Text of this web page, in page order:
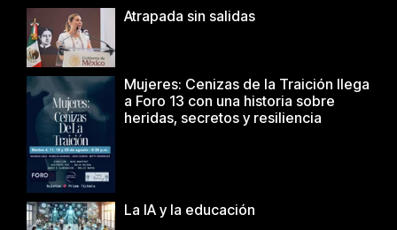
Atrapada sin salidas
Mujeres: Cenizas de la Traición llega
a Foro 13 con una historia sobre
heridas, secretos y resiliencia
La IA y la educación